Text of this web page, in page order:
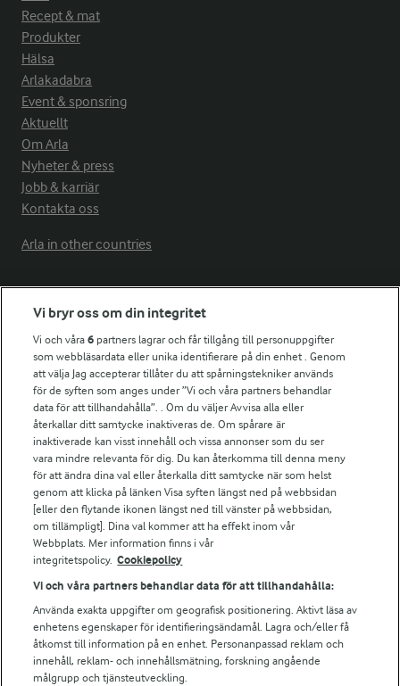
Recept & mat
Produkter
Hälsa
Arlakadabra
Event & sponsring
Aktuellt
Om Arla
Nyheter & press
Jobb & karriär
Kontakta oss
Arla in other countries
Fler Arlasajter
För ägare
Arlas kundportal
Arla.com
Falbygdens Ost
Arla webbshop
Bildbank
Följ oss
Vi bryr oss om din integritet
Vi och våra6 partners lagrar och får tillgång till personuppgifter
som webbläsardata eller unika identifierare på din enhet . Genom
att välja Jag accepterar tillåter du att spårningstekniker används
för de syften som anges under ”Vi och våra partners behandlar
data för att tillhandahålla”. . Om du väljer Avvisa alla eller
återkallar ditt samtycke inaktiveras de. Om spårare är
inaktiverade kan visst innehåll och vissa annonser som du ser
vara mindre relevanta för dig. Du kan återkomma till denna meny
för att ändra dina val eller återkalla ditt samtycke när som helst
genom att klicka på länken Visa syften längst ned på webbsidan
[eller den flytande ikonen längst ned till vänster på webbsidan,
om tillämpligt]. Dina val kommer att ha effekt inom vår
Webbplats. Mer information finns i vår
integritetspolicy. Cookiepolicy
Vi och våra partners behandlar data för att tillhandahålla:
Använda exakta uppgifter om geografisk positionering. Aktivt läsa av
enhetens egenskaper för identifieringsändamål. Lagra och/eller få
åtkomst till information på en enhet. Personanpassad reklam och
innehåll, reklam- och innehållsmätning, forskning angående
målgrupp och tjänsteutveckling.